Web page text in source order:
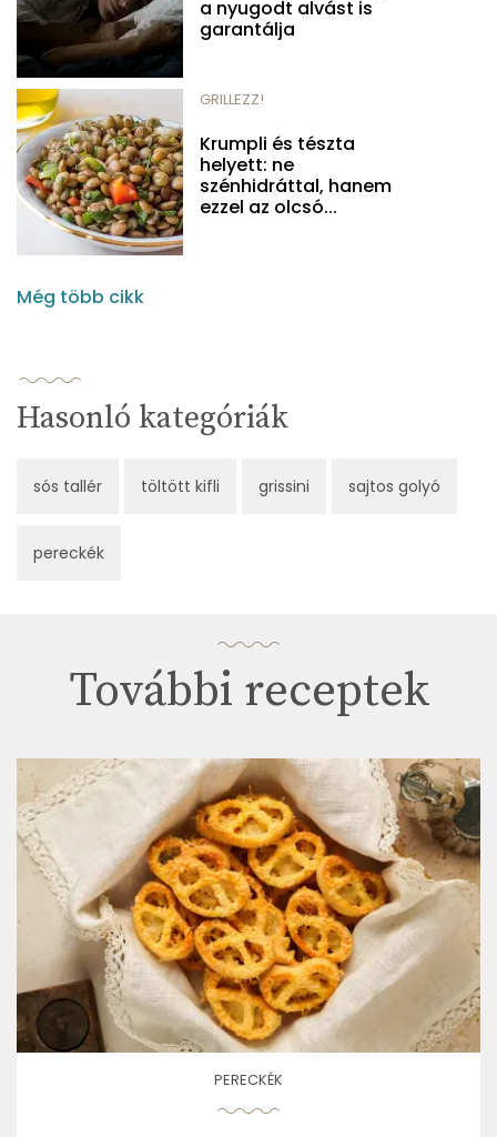
a nyugodt alvást is
garantálja
GRILLEZZ!
Krumpli és tészta
helyett: ne
szénhidráttal, hanem
ezzel az olcsó...
Még több cikk
Hasonló kategóriák
sós tallér töltött kifli grissini sajtos golyó
pereckék
További receptek
PERECKÉK